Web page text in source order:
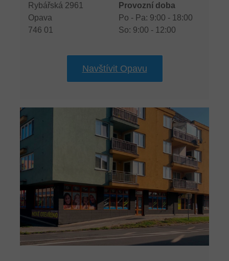
Rybářská 2961
Opava
746 01
Provozní doba
Po - Pa: 9:00 - 18:00
So: 9:00 - 12:00
Navštívit Opavu